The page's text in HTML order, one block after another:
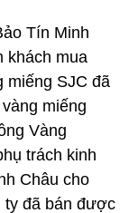
Tín Minh
khách mua
miếng SJC đã
miếng
Vàng
trách kinh
Châu cho
ty đã bán được